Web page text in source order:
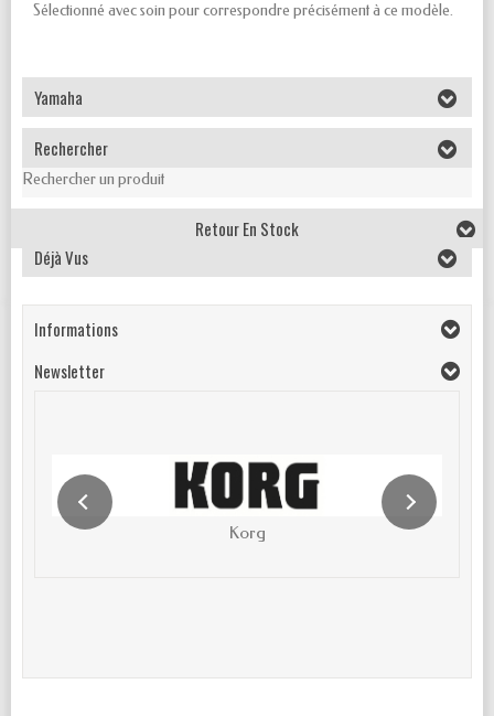
Sélectionné avec soin pour correspondre précisément à ce modèle.
Yamaha
Rechercher
Rechercher un produit
Retour En Stock
Déjà Vus
Informations
Newsletter
Korg